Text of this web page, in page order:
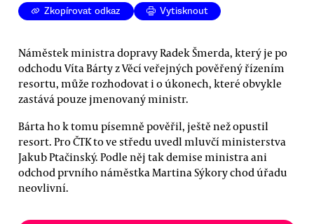
Zkopírovat odkaz Vytisknout
Náměstek ministra dopravy Radek Šmerda, který je po
odchodu Víta Bárty z Věcí veřejných pověřený řízením
resortu, může rozhodovat i o úkonech, které obvykle
zastává pouze jmenovaný ministr.
Bárta ho k tomu písemně pověřil, ještě než opustil
resort. Pro ČTK to ve středu uvedl mluvčí ministerstva
Jakub Ptačinský. Podle něj tak demise ministra ani
odchod prvního náměstka Martina Sýkory chod úřadu
neovlivní.